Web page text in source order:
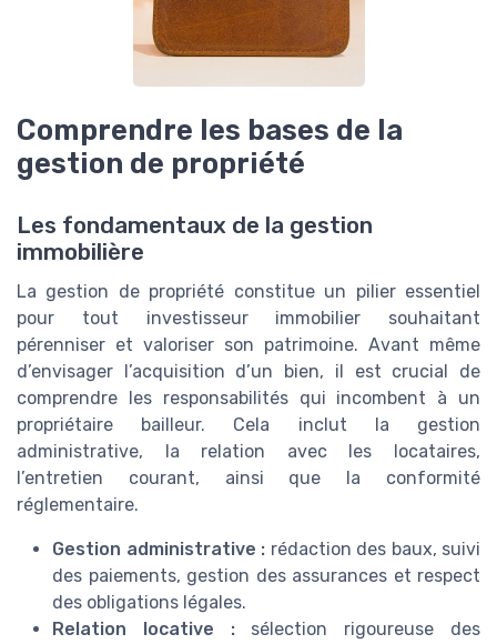
Comprendre les bases de la
gestion de propriété
Les fondamentaux de la gestion
immobilière
La gestion de propriété constitue un pilier essentiel
pour tout investisseur immobilier souhaitant
pérenniser et valoriser son patrimoine. Avant même
d’envisager l’acquisition d’un bien, il est crucial de
comprendre les responsabilités qui incombent à un
propriétaire bailleur. Cela inclut la gestion
administrative, la relation avec les locataires,
l’entretien courant, ainsi que la conformité
réglementaire.
Gestion administrative : rédaction des baux, suivi
des paiements, gestion des assurances et respect
des obligations légales.
Relation locative :sélection rigoureuse des